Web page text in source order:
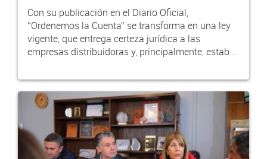
Con su publicación en el Diario Oficial,
“Ordenemos la Cuenta” se transforma en una ley
vigente, que entrega certeza jurídica a las
empresas distribuidoras y, principalmente, estab...